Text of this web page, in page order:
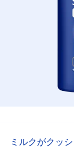
ミルクがクッ